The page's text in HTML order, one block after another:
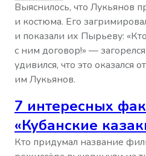
Выяснилось, что Лукьянов
и костюма. Его
и показали их Пырьеву:
с ним договор!» —
удивился, что это оказался
им Лукьянов.
7 интересных
«Кубанские
Кто придумал название